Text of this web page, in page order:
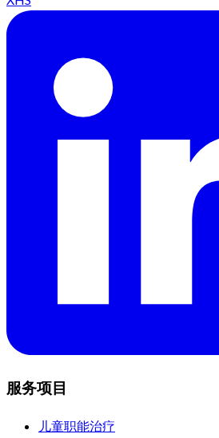
服务项目
儿童职能治疗